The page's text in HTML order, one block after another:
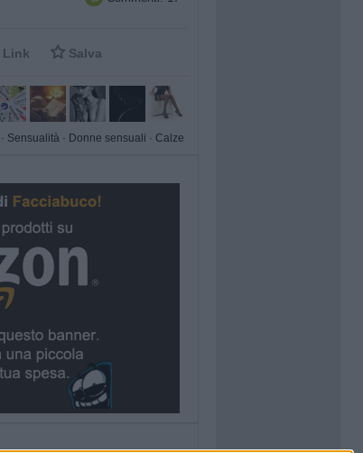
Link  Salva
· Sensualità · Donne sensuali · Calze